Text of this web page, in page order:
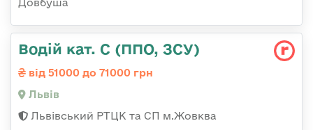
Довбуша
Водій кат. С (ППО, ЗСУ)
від 51000 до 71000 грн
Львів
Львівський РТЦК та СП м.Жовква